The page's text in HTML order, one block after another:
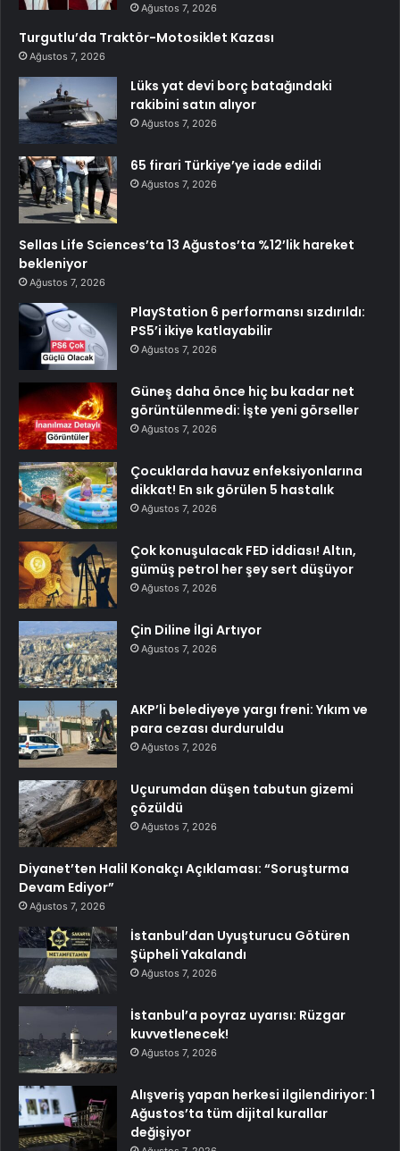
Ağustos 7, 2026
Turgutlu’da Traktör-Motosiklet Kazası
Ağustos 7, 2026
Lüks yat devi borç batağındaki
rakibini satın alıyor
Ağustos 7, 2026
65 firari Türkiye’ye iade edildi
Ağustos 7, 2026
Sellas Life Sciences’ta 13 Ağustos’ta %12’lik hareket
bekleniyor
Ağustos 7, 2026
PlayStation 6 performansı sızdırıldı:
PS5’i ikiye katlayabilir
Ağustos 7, 2026
Güneş daha önce hiç bu kadar net
görüntülenmedi: İşte yeni görseller
Ağustos 7, 2026
Çocuklarda havuz enfeksiyonlarına
dikkat! En sık görülen 5 hastalık
Ağustos 7, 2026
Çok konuşulacak FED iddiası! Altın,
gümüş petrol her şey sert düşüyor
Ağustos 7, 2026
Çin Diline İlgi Artıyor
Ağustos 7, 2026
AKP’li belediyeye yargı freni: Yıkım ve
para cezası durduruldu
Ağustos 7, 2026
Uçurumdan düşen tabutun gizemi
çözüldü
Ağustos 7, 2026
Diyanet’ten Halil Konakçı Açıklaması: “Soruşturma
Devam Ediyor”
Ağustos 7, 2026
İstanbul’dan Uyuşturucu Götüren
Şüpheli Yakalandı
Ağustos 7, 2026
İstanbul’a poyraz uyarısı: Rüzgar
kuvvetlenecek!
Ağustos 7, 2026
Alışveriş yapan herkesi ilgilendiriyor: 1
Ağustos’ta tüm dijital kurallar
değişiyor